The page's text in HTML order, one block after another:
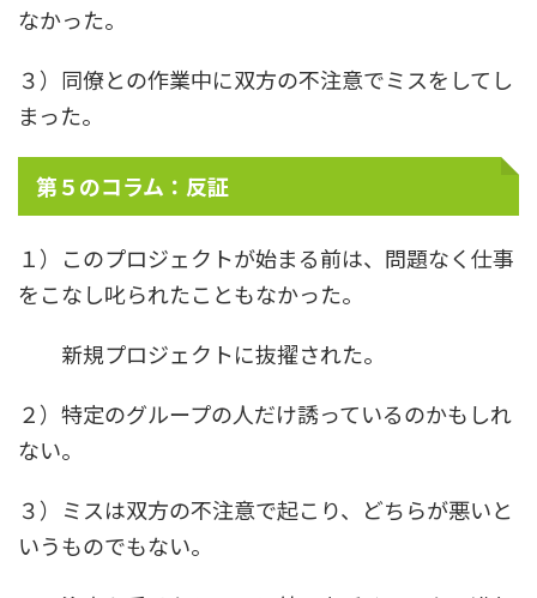
なかった。
３）同僚との作業中に双方の不注意でミスをしてし
まった。
第５のコラム：反証
１）このプロジェクトが始まる前は、問題なく仕事
をこなし叱られたこともなかった。
新規プロジェクトに抜擢された。
２）特定のグループの人だけ誘っているのかもしれ
ない。
３）ミスは双方の不注意で起こり、どちらが悪いと
いうものでもない。